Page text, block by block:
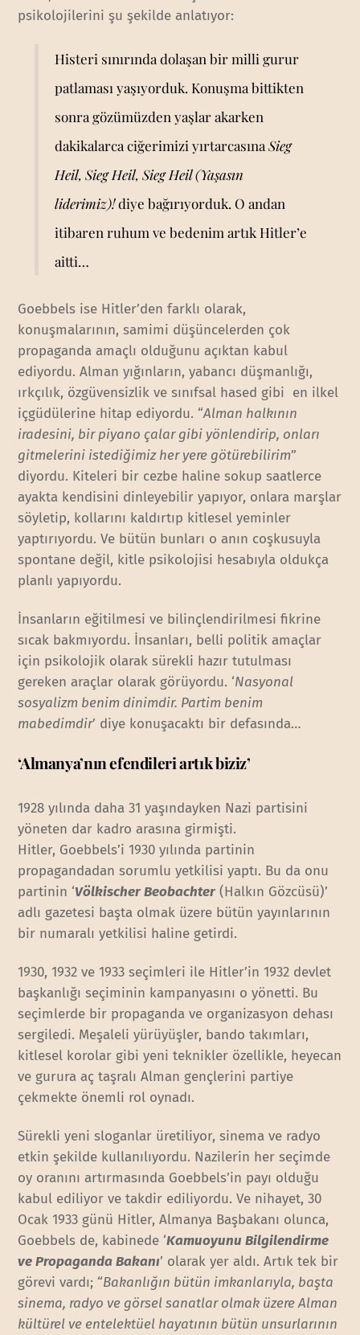
psikolojilerini şu şekilde anlatıyor:
Histeri sınırında dolaşan bir milli gurur
patlaması yaşıyorduk. Konuşma bittikten
sonra gözümüzden yaşlar akarken
dakikalarca ciğerimizi yırtarcasına Sieg
Heil, Sieg Heil, Sieg Heil (Yaşasın
liderimiz)!diye bağırıyorduk. O andan
itibaren ruhum ve bedenim artık Hitler’e
aitti…
Goebbels ise Hitler’den farklı olarak,
konuşmalarının, samimi düşüncelerden çok
propaganda amaçlı olduğunu açıktan kabul
ediyordu. Alman yığınların, yabancı düşmanlığı,
ırkçılık, özgüvensizlik ve sınıfsal hased gibi en ilkel
içgüdülerine hitap ediyordu. “Alman halkının
iradesini, bir piyano çalar gibi yönlendirip, onları
gitmelerini istediğimiz her yere götürebilirim”
diyordu. Kiteleri bir cezbe haline sokup saatlerce
ayakta kendisini dinleyebilir yapıyor, onlara marşlar
söyletip, kollarını kaldırtıp kitlesel yeminler
yaptırıyordu. Ve bütün bunları o anın coşkusuyla
spontane değil, kitle psikolojisi hesabıyla oldukça
planlı yapıyordu.
İnsanların eğitilmesi ve bilinçlendirilmesi fikrine
sıcak bakmıyordu. İnsanları, belli politik amaçlar
için psikolojik olarak sürekli hazır tutulması
gereken araçlar olarak görüyordu. ‘Nasyonal
sosyalizm benim dinimdir. Partim benim
mabedimdir’ diye konuşacaktı bir defasında…
‘Almanya’nın efendileri artık biziz’
1928 yılında daha 31 yaşındayken Nazi partisini
yöneten dar kadro arasına girmişti.
Hitler, Goebbels’i 1930 yılında partinin
propagandadan sorumlu yetkilisi yaptı. Bu da onu
partinin ‘Völkischer Beobachter(Halkın Gözcüsü)’
adlı gazetesi başta olmak üzere bütün yayınlarının
bir numaralı yetkilisi haline getirdi.
1930, 1932 ve 1933 seçimleri ile Hitler’in 1932 devlet
başkanlığı seçiminin kampanyasını o yönetti. Bu
seçimlerde bir propaganda ve organizasyon dehası
sergiledi. Meşaleli yürüyüşler, bando takımları,
kitlesel korolar gibi yeni teknikler özellikle, heyecan
ve gurura aç taşralı Alman gençlerini partiye
çekmekte önemli rol oynadı.
Sürekli yeni sloganlar üretiliyor, sinema ve radyo
etkin şekilde kullanılıyordu. Nazilerin her seçimde
oy oranını artırmasında Goebbels’in payı olduğu
kabul ediliyor ve takdir ediliyordu. Ve nihayet, 30
Ocak 1933 günü Hitler, Almanya Başbakanı olunca,
Goebbels de, kabinede ‘Kamuoyunu Bilgilendirme
ve Propaganda Bakanı’ olarak yer aldı. Artık tek bir
görevi vardı; “Bakanlığın bütün imkanlarıyla, başta
sinema, radyo ve görsel sanatlar olmak üzere Alman
kültürel ve entelektüel hayatının bütün unsurlarının